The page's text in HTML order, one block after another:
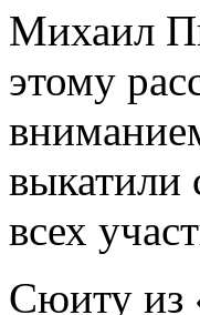
Михаил
этому
выкатили
всех
Сюиту из